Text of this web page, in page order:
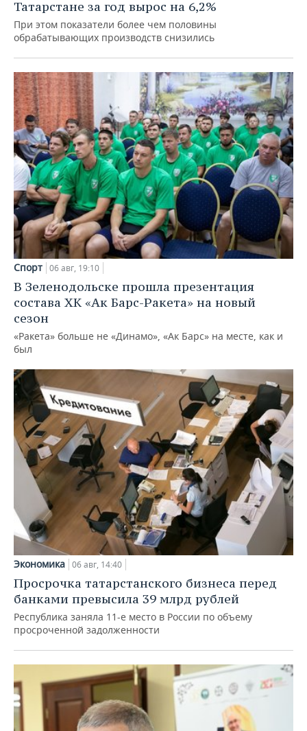
Татарстане за год вырос на 6,2%
При этом показатели более чем половины
обрабатывающих производств снизились
Спорт 06 авг, 19:10
В Зеленодольске прошла презентация
состава ХК «Ак Барс-Ракета» на новый
сезон
«Ракета» больше не «Динамо», «Ак Барс» на месте, как и
был
Экономика 06 авг, 14:40
Просрочка татарстанского бизнеса перед
банками превысила 39 млрд рублей
Республика заняла 11-е место в России по объему
просроченной задолженности